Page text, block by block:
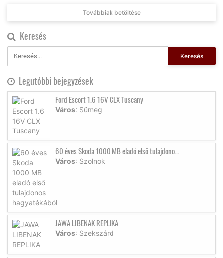
Továbbiak betöltése
Keresés
Keresés
Legutóbbi bejegyzések
Ford Escort 1.6 16V CLX Tuscany
Város: Sümeg
60 éves Skoda 1000 MB eladó első tulajdono...
Város: Szolnok
JAWA LIBENAK REPLIKA
Város: Szekszárd